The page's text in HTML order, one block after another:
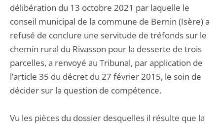
délibération du 13 octobre 2021 par laquelle le
conseil municipal de la commune de Bernin (Isère) a
refusé de conclure une servitude de tréfonds sur le
chemin rural du Rivasson pour la desserte de trois
parcelles, a renvoyé au Tribunal, par application de
l’article 35 du décret du 27 février 2015, le soin de
décider sur la question de compétence.
Vu les pièces du dossier desquelles il résulte que la